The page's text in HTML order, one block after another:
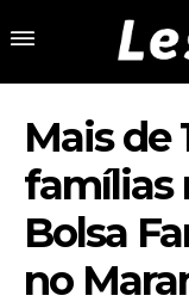
Mais de
famílias
Bolsa
no